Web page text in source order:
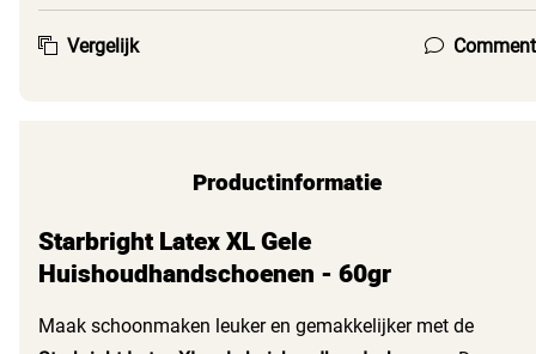
Vergelijk Comment
Productinformatie
Starbright Latex XL Gele
Huishoudhandschoenen - 60gr
Maak schoonmaken leuker en gemakkelijker met de